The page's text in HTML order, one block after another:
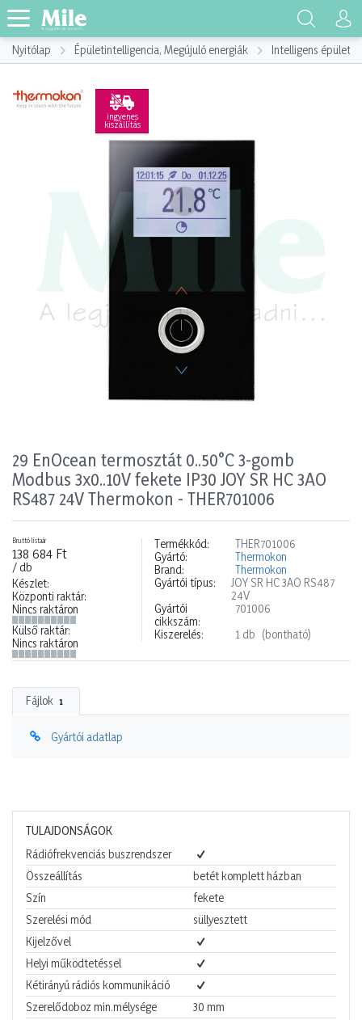
Nyitólap Épületintelligencia, Megújuló energiák Intelligens épület,
ingyenes
kiszállítás
29 EnOcean termosztát 0..50°C 3-gomb
Modbus 3x0..10V fekete IP30 JOY SR HC 3AO
RS487 24V Thermokon - THER701006
Bruttó listaár
138 684 Ft
/ db
Készlet:
Központi raktár:
Nincs raktáron
Külső raktár:
Nincs raktáron
Termékkód:
THER701006
Gyártó:
Thermokon
Brand:
Thermokon
Gyártói típus:
JOY SR HC 3AO RS487
24V
Gyártói
cikkszám:
701006
Kiszerelés:
1 db (bontható)
Fájlok 1
Gyártói adatlap
TULAJDONSÁGOK
Rádiófrekvenciás buszrendszer
Összeállítás
betét komplett házban
Szín
fekete
Szerelési mód
süllyesztett
Kijelzővel
Helyi működtetéssel
Kétirányú rádiós kommunikáció
Szerelődoboz min.mélysége
30 mm